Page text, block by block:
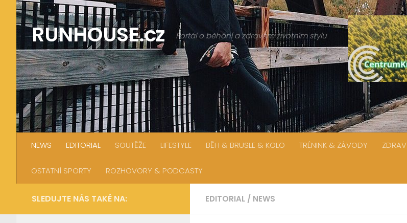
Skip to content
RUNHOUSE.cz Portál o běhání a zdravém životním stylu
NEWS EDITORIAL SOUTĚŽE LIFESTYLE BĚH & BRUSLE & KOLO TRÉNINK & ZÁVODY
OSTATNÍ SPORTY ROZHOVORY & PODCASTY
EDITORIAL / NEWS
SLEDUJTE NÁS TAKÉ NA: